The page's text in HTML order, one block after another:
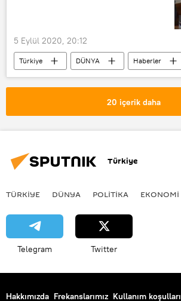
5 Eylül 2020, 20:12
Türkiye DÜNYA
Haberler
POLİTİKA
Mahir Ünal
Ayasofya
Recep Tayyip Erdoğan
YPG
PKK/KCK
PYD
20 içerik daha
Türkiye
TÜRKIYE DÜNYA POLİTİKA EKONOMİ
Telegram Twitter
Hakkımızda Frekanslarımız Kullanım koşulları